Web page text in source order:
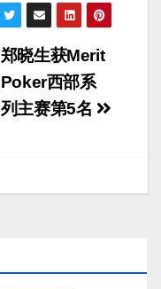
郑晓生获Merit
Poker西部系
列主赛第5名